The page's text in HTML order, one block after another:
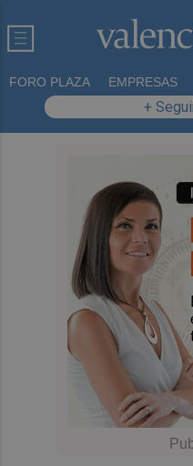
FORO PLAZA EMPRESAS
+